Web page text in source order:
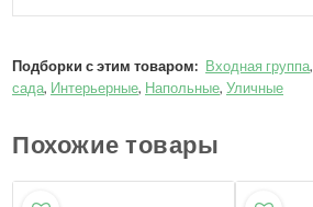
Подборки с этим товаром: Входная группа,
сада, Интерьерные, Напольные, Уличные
Похожие товары